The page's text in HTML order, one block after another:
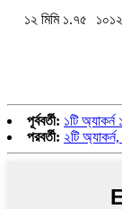
১২ মিমি ১.৭৫
পূর্ববর্তী: ১টি অ্যাকর্ন
পরবর্তী: ২টি